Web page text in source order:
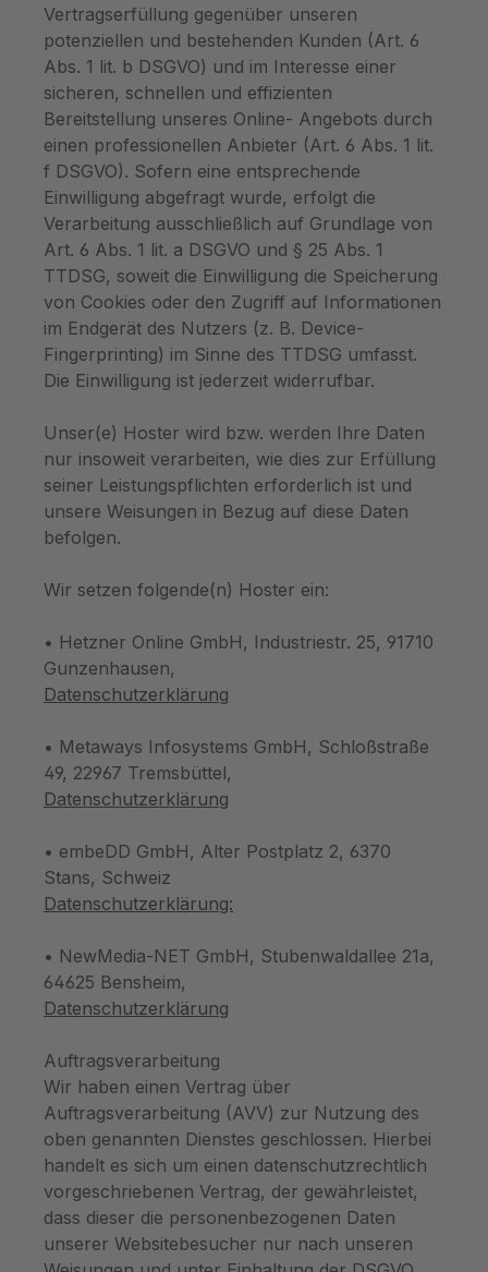
Vertragserfüllung gegenüber unseren
potenziellen und bestehenden Kunden (Art. 6
Abs. 1 lit. b DSGVO) und im Interesse einer
sicheren, schnellen und effizienten
Bereitstellung unseres Online- Angebots durch
einen professionellen Anbieter (Art. 6 Abs. 1 lit.
f DSGVO). Sofern eine entsprechende
Einwilligung abgefragt wurde, erfolgt die
Verarbeitung ausschließlich auf Grundlage von
Art. 6 Abs. 1 lit. a DSGVO und § 25 Abs. 1
TTDSG, soweit die Einwilligung die Speicherung
von Cookies oder den Zugriff auf Informationen
im Endgerät des Nutzers (z. B. Device-
Fingerprinting) im Sinne des TTDSG umfasst.
Die Einwilligung ist jederzeit widerrufbar.
Unser(e) Hoster wird bzw. werden Ihre Daten
nur insoweit verarbeiten, wie dies zur Erfüllung
seiner Leistungspflichten erforderlich ist und
unsere Weisungen in Bezug auf diese Daten
befolgen.
Wir setzen folgende(n) Hoster ein:
• Hetzner Online GmbH, Industriestr. 25, 91710
Gunzenhausen,
Datenschutzerklärung
• Metaways Infosystems GmbH, Schloßstraße
49, 22967 Tremsbüttel,
Datenschutzerklärung
• embeDD GmbH, Alter Postplatz 2, 6370
Stans, Schweiz
Datenschutzerklärung:
• NewMedia-NET GmbH, Stubenwaldallee 21a,
64625 Bensheim,
Datenschutzerklärung
Auftragsverarbeitung
Wir haben einen Vertrag über
Auftragsverarbeitung (AVV) zur Nutzung des
oben genannten Dienstes geschlossen. Hierbei
handelt es sich um einen datenschutzrechtlich
vorgeschriebenen Vertrag, der gewährleistet,
dass dieser die personenbezogenen Daten
unserer Websitebesucher nur nach unseren